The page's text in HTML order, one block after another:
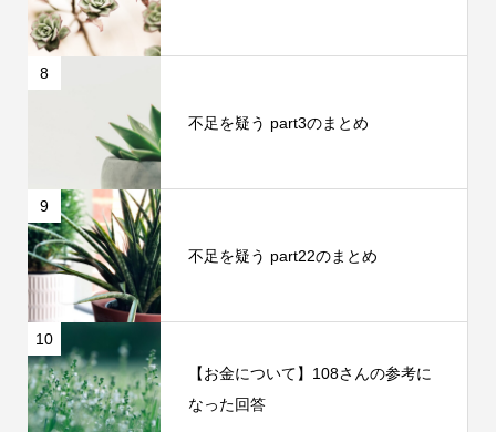
8
不足を疑う part3のまとめ
9
不足を疑う part22のまとめ
10
【お金について】108さんの参考に
なった回答